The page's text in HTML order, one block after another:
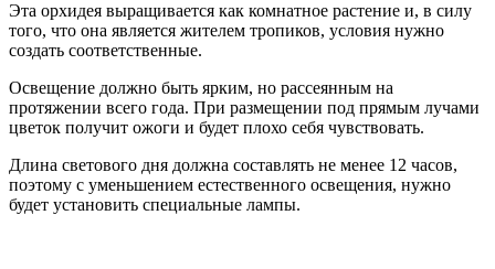
Эта орхидея выращивается как комнатное растение и, в силу
того, что она является жителем тропиков, условия нужно
создать соответственные.
Освещение должно быть ярким, но рассеянным на
протяжении всего года. При размещении под прямым лучами
цветок получит ожоги и будет плохо себя чувствовать.
Длина светового дня должна составлять не менее 12 часов,
поэтому с уменьшением естественного освещения, нужно
будет установить специальные лампы.